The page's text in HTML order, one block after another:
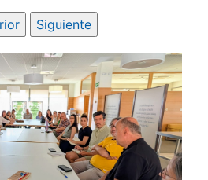
Siguiente